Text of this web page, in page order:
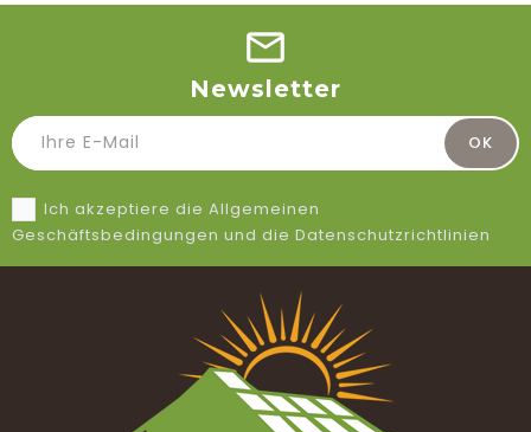
Newsletter
Ich akzeptiere die Allgemeinen
Geschäftsbedingungen und die Datenschutzrichtlinien